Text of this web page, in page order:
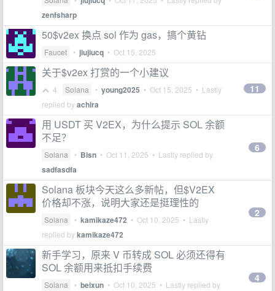
zenfsharp
50$v2ex 换点 sol 作为 gas，搞个黄钻
Faucet • jiujiucq • Oct 15, 2025
关于$v2ex 打赏的一个小建议
4 Solana • young2025 • Oct 15, 2025 • Lastly
replied byachira
11
用 USDT 买 V2EX，为什么提示 SOL 余额
不足？
Solana • Bisn • Oct 11, 2025 • Lastly replied by
sadfasdfa
6
Solana 板块今天这么多新帖，但$V2EX
价格却不涨，说明大家还是挺理性的
Solana • kamikaze472 • Oct 10, 2025 • Lastly
replied bykamikaze472
2
新手学习，原来 V 币转成 SOL 必须还得有
SOL 余额用来抵扣手续费
Solana • beixun • Oct 10, 2025 • Lastly replied by
4